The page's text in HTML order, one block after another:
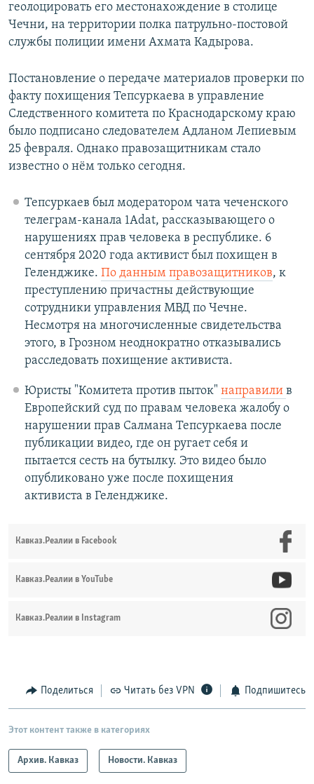
геолоцировать его местонахождение в столице
Чечни, на территории полка патрульно-постовой
службы полиции имени Ахмата Кадырова.
Постановление о передаче материалов проверки по
факту похищения Тепсуркаева в управление
Следственного комитета по Краснодарскому краю
было подписано следователем Адланом Лепиевым
25 февраля. Однако правозащитникам стало
известно о нём только сегодня.
Тепсуркаев был модератором чата чеченского
телеграм-канала 1Adat, рассказывающего о
нарушениях прав человека в республике. 6
сентября 2020 года активист был похищен в
Геленджике. По данным правозащитников, к
преступлению причастны действующие
сотрудники управления МВД по Чечне.
Несмотря на многочисленные свидетельства
этого, в Грозном неоднократно отказывались
расследовать похищение активиста.
Юристы "Комитета против пыток" направили в
Европейский суд по правам человека жалобу о
нарушении прав Салмана Тепсуркаева после
публикации видео, где он ругает себя и
пытается сесть на бутылку. Это видео было
опубликовано уже после похищения
активиста в Геленджике.
Кавказ.Реалии в Facebook
Кавказ.Реалии в YouTube
Кавказ.Реалии в Instagram
Поделиться Читать без VPN Подпишитесь
Этот контент также в категориях
Архив. Кавказ Новости. Кавказ